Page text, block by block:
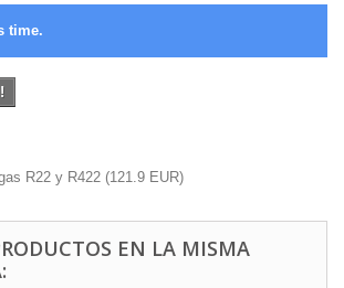
time.
R22 y R422 (121.9 EUR)
EN LA MISMA